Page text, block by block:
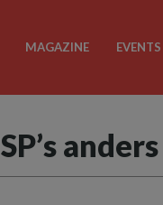
MAGAZINE EVENTS